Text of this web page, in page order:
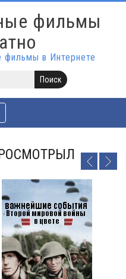
фильмы
в Интернете